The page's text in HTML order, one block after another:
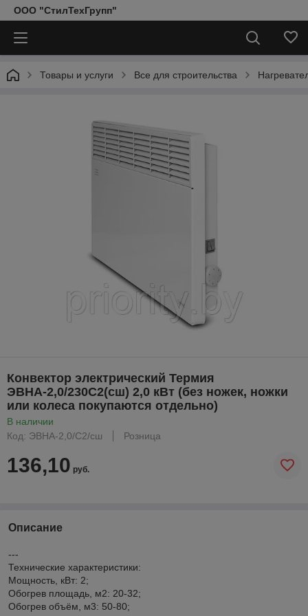
ООО "СтилТехГрупп"
Товары и услуги Все для строительства
Конвектор электрический Термия
ЭВНА-2,0/230С2(сш) 2,0 кВт (без ножек, ножки
или колеса покупаются отдельно)
В наличии
Код: ЭВНА-2,0/С2/сш
Розница
136,10 руб.
Описание
---
Технические характеристики:
Мощность, кВт: 2;
Обогрев площадь, м2: 20-32;
Обогрев объём, м3: 50-80;